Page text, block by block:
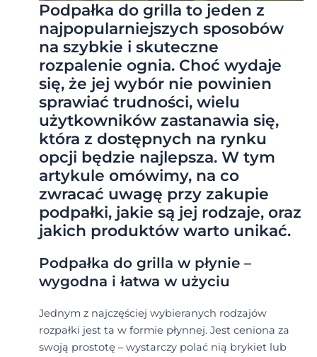
Podpałka do grilla to jeden z
najpopularniejszych sposobów
na szybkie i skuteczne
rozpalenie ognia. Choć wydaje
się, że jej wybór nie powinien
sprawiać trudności, wielu
użytkowników zastanawia się,
która z dostępnych na rynku
opcji będzie najlepsza. W tym
artykule omówimy, na co
zwracać uwagę przy zakupie
podpałki, jakie są jej rodzaje, oraz
jakich produktów warto unikać.
Podpałka do grilla w płynie –
wygodna i łatwa w użyciu
Jednym z najczęściej wybieranych rodzajów
rozpałki jest ta w formie płynnej. Jest ceniona za
swoją prostotę – wystarczy polać nią brykiet lub